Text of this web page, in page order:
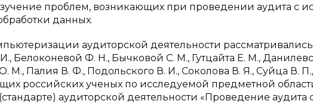
проблем, возникающих при проведении аудита с
данных.
аудиторской деятельности рассматривались
Белоконевой Ф. Н., Бычковой С. М., Гутцайта Е. М.,
Палия В. Ф., Подольского В. И., Соколова В. Я., Суйца В. П.,
российских ученых по исследуемой предметной
аудиторской деятельности «Проведение